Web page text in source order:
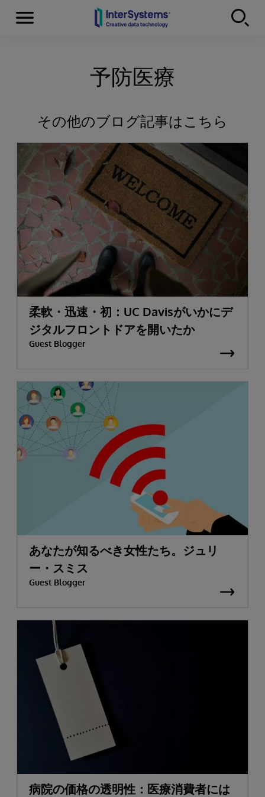
Skip to content
Menu
予防医療
その他のブログ記事はこちら
柔軟・迅速・初：UC Davisがいかにデ
ジタルフロントドアを開いたか
Guest Blogger
あなたが知るべき女性たち。ジュリ
ー・スミス
Guest Blogger
病院の価格の透明性：医療消費者には